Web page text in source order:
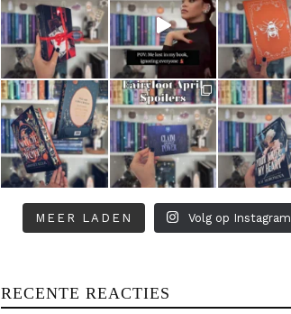
MEER LADEN Volg op Instagram
RECENTE REACTIES